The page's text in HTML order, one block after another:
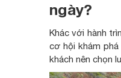
ngày?
Khác với hành
cơ hội khám
khách nên chọn